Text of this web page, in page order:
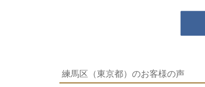
練馬区（東京都）のお客様の声